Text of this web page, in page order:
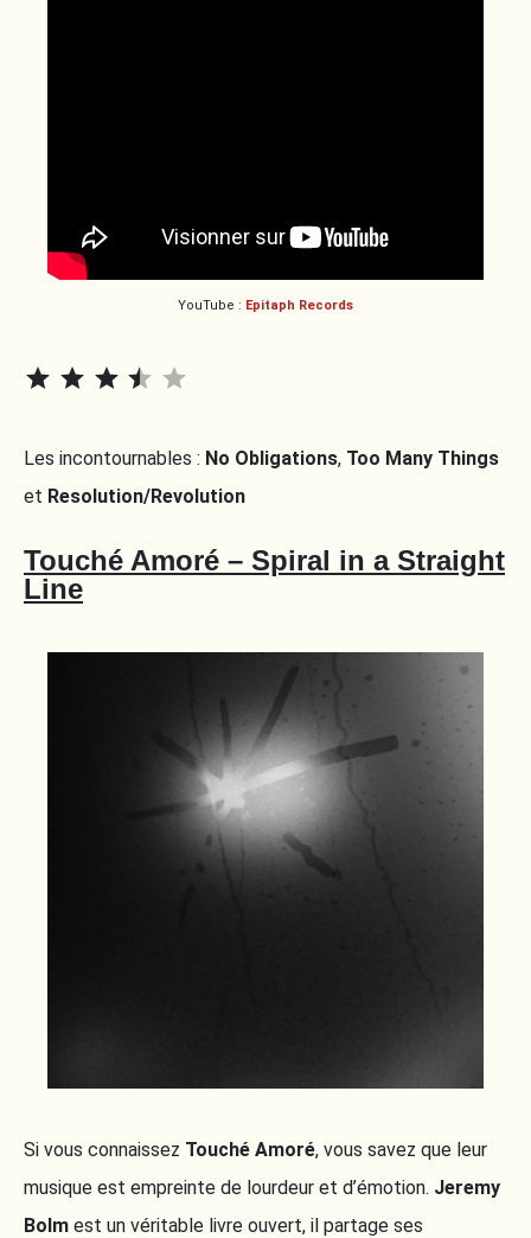
YouTube : Epitaph Records
⭐ ⭐
Les incontournables : No Obligations, Too Many Things
et Resolution/Revolution
Touché Amoré – Spiral in a Straight
Line
Si vous connaissez Touché Amoré, vous savez que leur
musique est empreinte de lourdeur et d’émotion. Jeremy
Bolm est un véritable livre ouvert, il partage ses